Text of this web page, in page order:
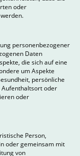
oder
personenbezogener
Daten
die sich auf eine
um Aspekte
persönliche
Aufenthaltsort oder
oder
Person,
oder gemeinsam mit
von